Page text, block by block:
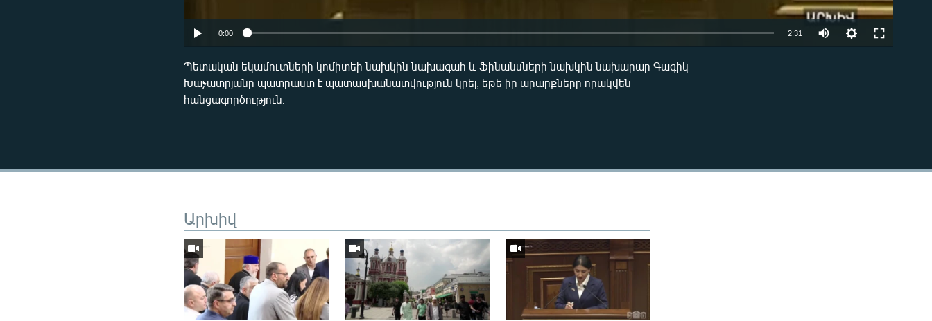
0:00 2:31
Պետական եկամուտների կոմիտեի նախկին նախագահ և Ֆինանսների նախկին նախարար Գագիկ
Խաչատրյանը պատրաստ է պատասխանատվություն կրել, եթե իր արարքները որակվեն
հանցագործություն։
Արխիվ